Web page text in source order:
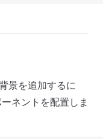
景を追加するに
ネントを配置しま